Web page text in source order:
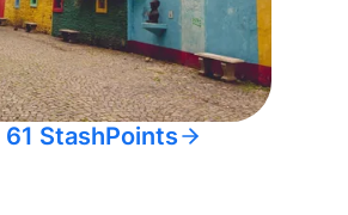
61 StashPoints